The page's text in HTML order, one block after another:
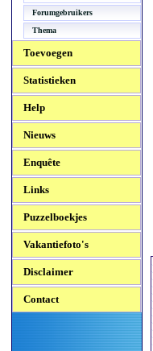
Forumgebruikers
Thema
Toevoegen
Statistieken
Help
Nieuws
Enquête
Links
Puzzelboekjes
Vakantiefoto's
Disclaimer
Contact